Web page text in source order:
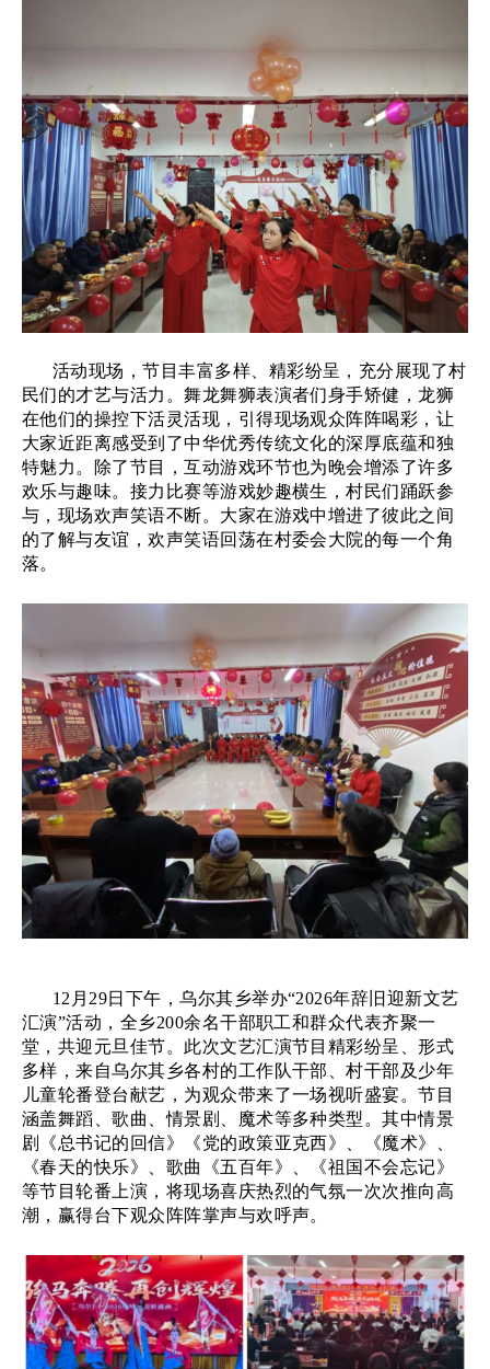
活动现场，节目丰富多样、精彩纷呈，充分展现了村
民们的才艺与活力。舞龙舞狮表演者们身手矫健，龙狮
在他们的操控下活灵活现，引得现场观众阵阵喝彩，让
大家近距离感受到了中华优秀传统文化的深厚底蕴和独
特魅力。除了节目，互动游戏环节也为晚会增添了许多
欢乐与趣味。接力比赛等游戏妙趣横生，村民们踊跃参
与，现场欢声笑语不断。大家在游戏中增进了彼此之间
的了解与友谊，欢声笑语回荡在村委会大院的每一个角
落。
12月29日下午，乌尔其乡举办“2026年辞旧迎新文艺
汇演”活动，全乡200余名干部职工和群众代表齐聚一
堂，共迎元旦佳节。此次文艺汇演节目精彩纷呈、形式
多样，来自乌尔其乡各村的工作队干部、村干部及少年
儿童轮番登台献艺，为观众带来了一场视听盛宴。节目
涵盖舞蹈、歌曲、情景剧、魔术等多种类型。其中情景
剧《总书记的回信》《党的政策亚克西》、《魔术》、
《春天的快乐》、歌曲《五百年》、《祖国不会忘记》
等节目轮番上演，将现场喜庆热烈的气氛一次次推向高
潮，赢得台下观众阵阵掌声与欢呼声。